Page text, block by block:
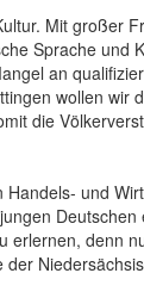
Mit großer
Sprache und
an
wollen wir
die
und
erlernen, denn